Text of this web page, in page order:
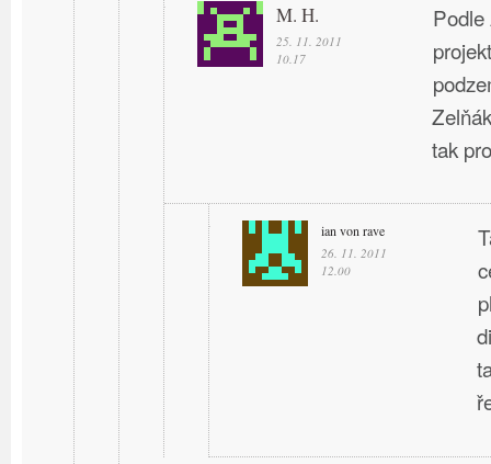
M. H.
25. 11. 2011
10.17
Podle
tak
ian von rave
26. 11. 2011
12.00